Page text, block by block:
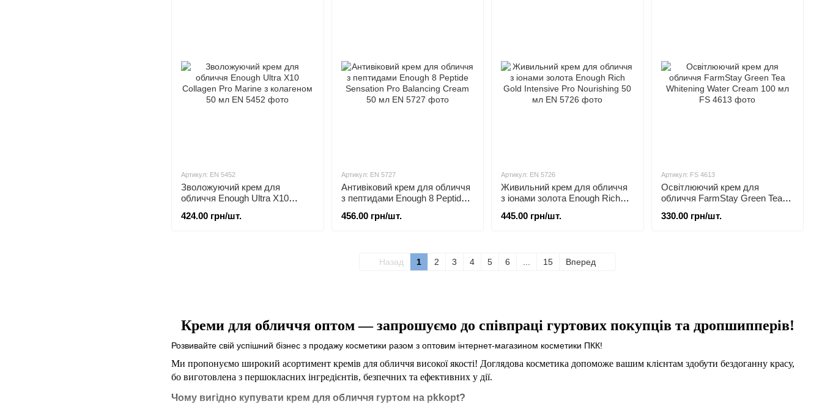
Креми для обличчяоптом —запрошуємо до співпраці гуртовихпокупців та дропшипперів!
Розвивайте свій успішний бізнес з продажу косметики разом з оптовим інтернет-магазином косметики ПКК!
Ми пропонуємо широкий асортимент кремів для обличчя високої якості! Доглядова косметика допоможе вашим клієнтам здобути бездоганну красу,
бо виготовлена з першокласних інгредієнтів, безпечних та ефективних у дії.
Чому вигідно купувати крем для обличчя гуртом на pkkopt?
Артикул: EN 5452
Зволожуючий крем для
обличчя Enough Ultra X10
колагеном 50 мл
424.00 грн/шт.
Артикул: EN 5727
Антивіковий крем для обличчя
з пептидами Enough 8 Peptide
50 мл
456.00 грн/шт.
Артикул: EN 5726
Живильний крем для обличчя
з іонами золота Enough Rich
мл
445.00 грн/шт.
Артикул: FS 4613
Освітлюючий крем для
обличчя FarmStay Green Tea
330.00 грн/шт.
Назад 1 2 3 4 5 6 15 Вперед